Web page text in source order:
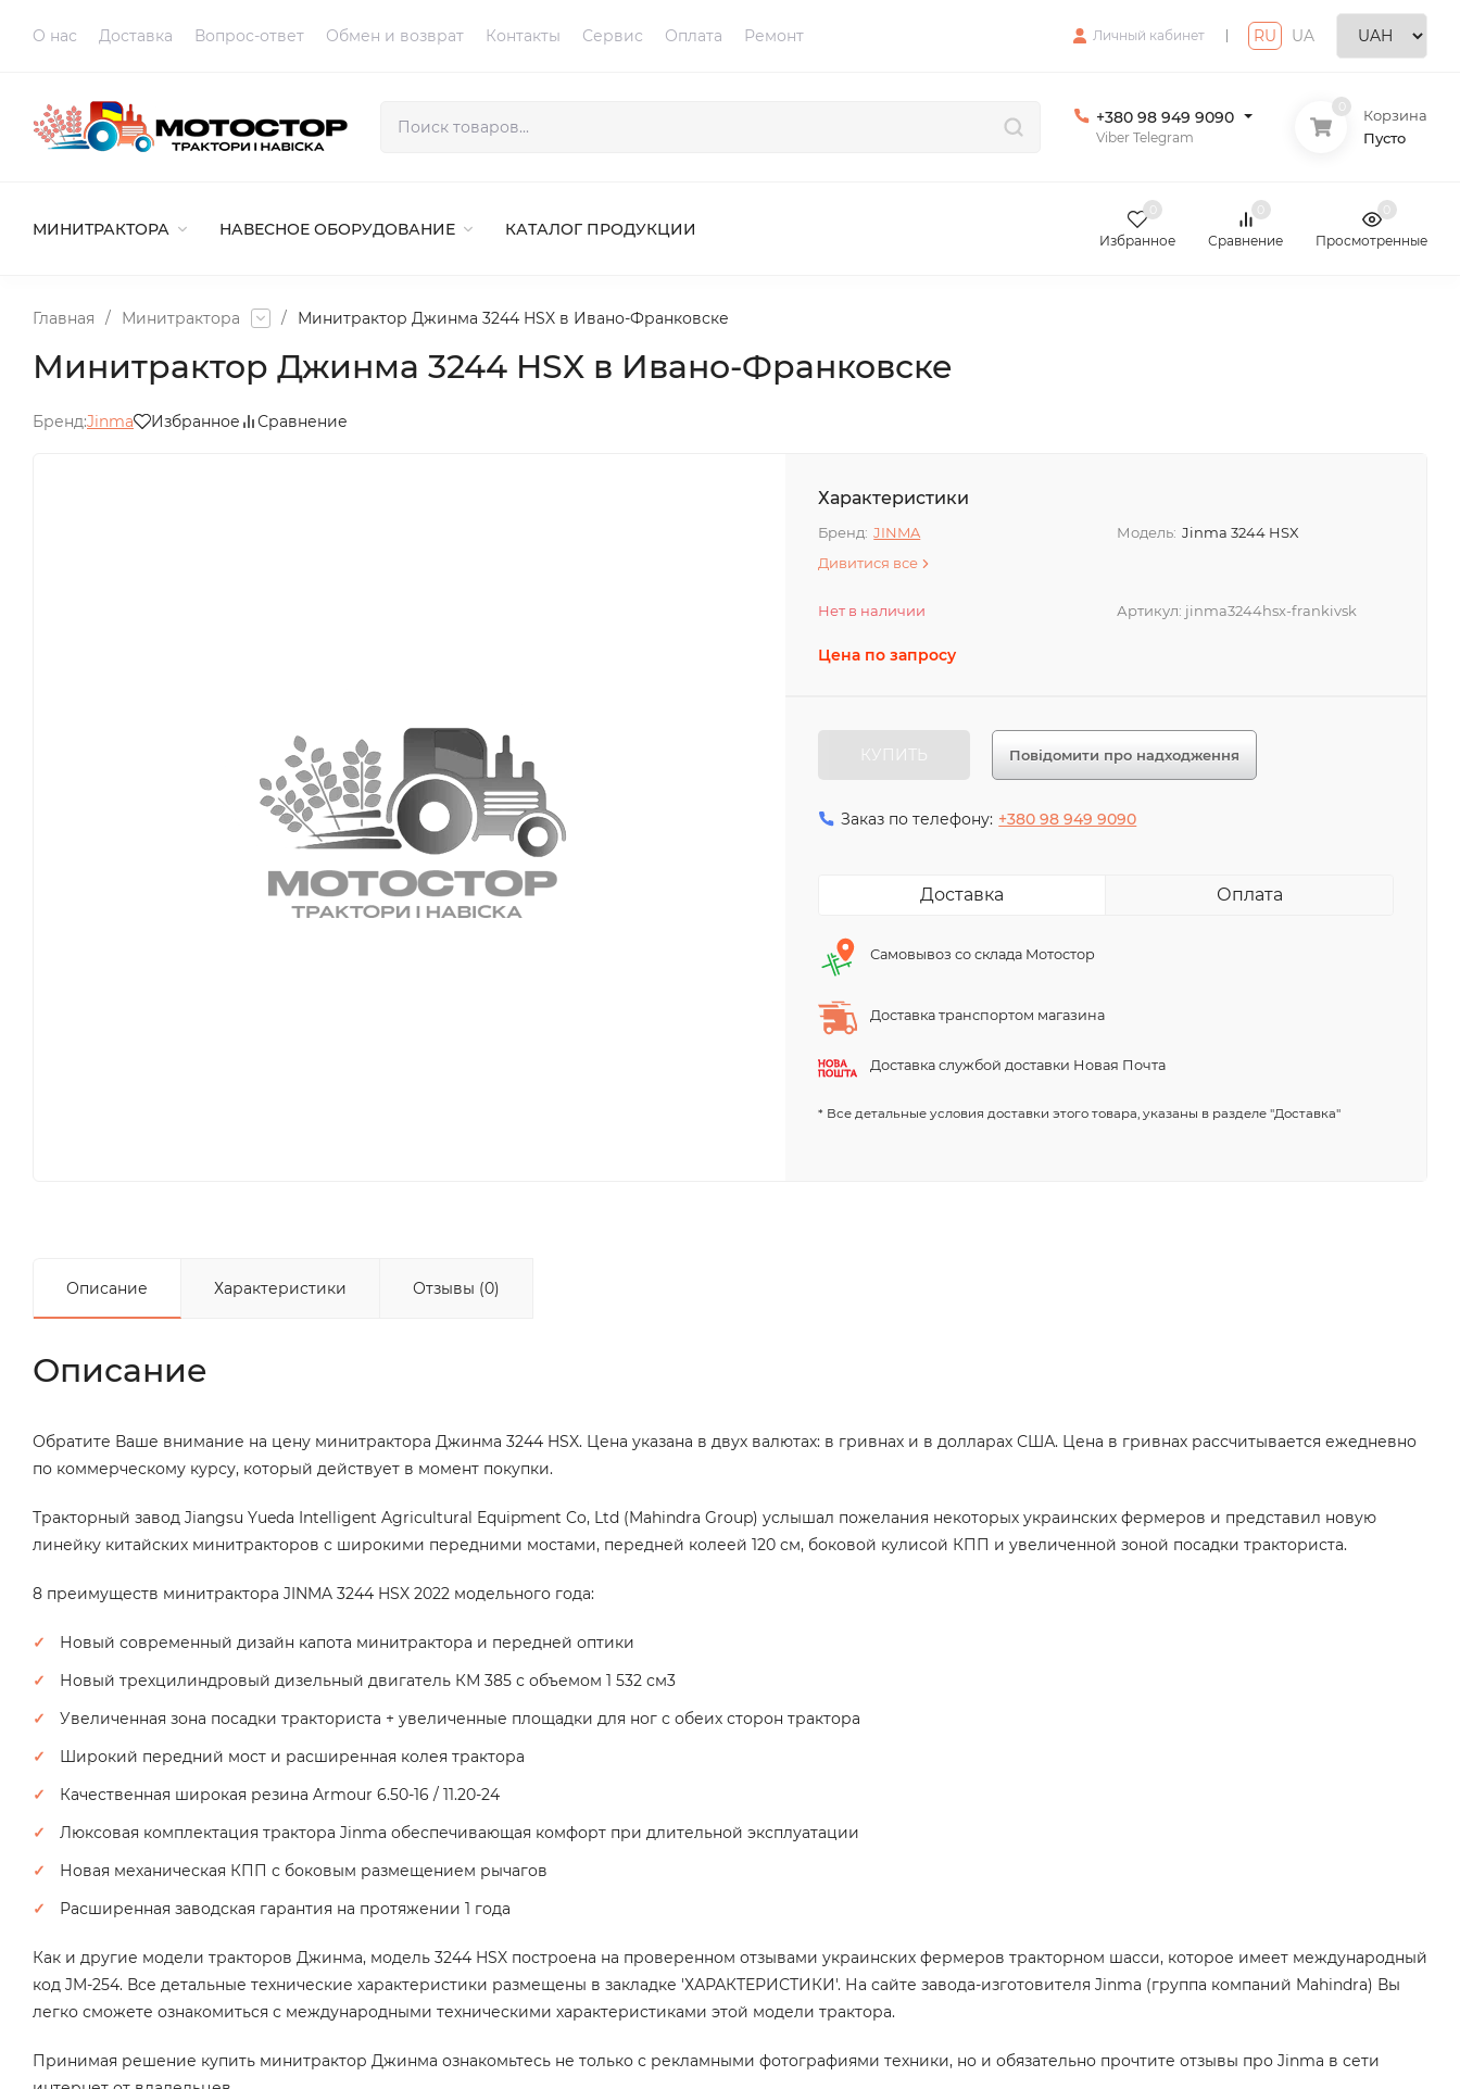
O нас Доставка Вопрос-ответ Обмен и возврат Контакты Сервис Оплата Ремонт Личный кабинет RU UA
+380 98 949 9090
Viber Telegram
Корзина
Пусто
МИНИТРАКТОРА НАВЕСНОЕ ОБОРУДОВАНИЕ КАТАЛОГ ПРОДУКЦИИ
Избранное Сравнение Просмотренные
Главная / Минитрактора / Минитрактор Джинма 3244 HSX в Ивано-Франковске
Минитрактор Джинма 3244 HSX в Ивано-Франковске
Бренд:Jinma Избранное Сравнение
Характеристики
Бренд: JINMA Модель: Jinma 3244 HSX
Дивитися все
Артикул: jinma3244hsx-frankivsk
Нет в наличии
Цена по запросу
КУПИТЬ Повідомити про надходження
Заказ по телефону: +380 98 949 9090
Доставка Оплата
Самовывоз со склада Мотостор
Доставка транспортом магазина
Доставка службой доставки Новая Почта
* Все детальные условия доставки этого товара, указаны в разделе "Доставка"
Описание Характеристики Отзывы (0)
Описание
Обратите Ваше внимание на цену минитрактора Джинма 3244 HSX. Цена указана в двух валютах: в гривнах и в долларах США. Цена в гривнах рассчитывается ежедневно
по коммерческому курсу, который действует в момент покупки.
Тракторный завод Jiangsu Yueda Intelligent Agricultural Equipment Co, Ltd (Mahindra Group) услышал пожелания некоторых украинских фермеров и представил новую
линейку китайских минитракторов с широкими передними мостами, передней колеей 120 см, боковой кулисой КПП и увеличенной зоной посадки тракториста.
8 преимуществ минитрактора JINMA 3244 HSX 2022 модельного года:
Новый современный дизайн капота минитрактора и передней оптики
Новый трехцилиндровый дизельный двигатель КМ 385 с объемом 1 532 см3
Увеличенная зона посадки тракториста + увеличенные площадки для ног с обеих сторон трактора
Широкий передний мост и расширенная колея трактора
Качественная широкая резина Armour 6.50-16 / 11.20-24
Люксовая комплектация трактора Jinma обеспечивающая комфорт при длительной эксплуатации
Новая механическая КПП с боковым размещением рычагов
Расширенная заводская гарантия на протяжении 1 года
Как и другие модели тракторов Джинма, модель 3244 HSX построена на проверенном отзывами украинских фермеров тракторном шасси, которое имеет международный
код JM-254. Все детальные технические характеристики размещены в закладке 'ХАРАКТЕРИСТИКИ'. На сайте завода-изготовителя Jinma (группа компаний Mahindra) Вы
легко сможете ознакомиться с международными техническими характеристиками этой модели трактора.
Принимая решение купить минитрактор Джинма ознакомьтесь не только с рекламными фотографиями техники, но и обязательно прочтите отзывы про Jinma в сети